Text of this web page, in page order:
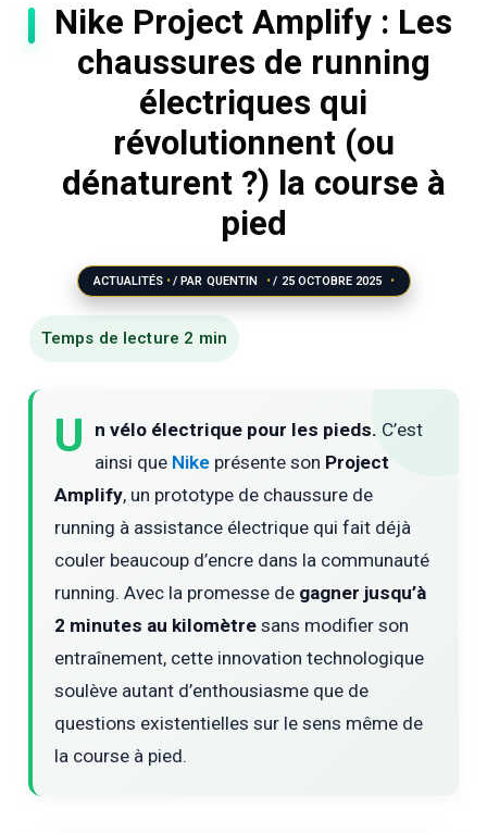
Nike Project Amplify : Les
chaussures de running
électriques qui
révolutionnent (ou
dénaturent ?) la course à
pied
ACTUALITÉS / PAR QUENTIN / 25 OCTOBRE 2025
U n vélo électrique pour les pieds. C’est
ainsi que Nike présente son Project
Amplify, un prototype de chaussure de
running à assistance électrique qui fait déjà
couler beaucoup d’encre dans la communauté
running. Avec la promesse de gagner jusqu’à
2 minutes au kilomètre sans modifier son
entraînement, cette innovation technologique
soulève autant d’enthousiasme que de
questions existentielles sur le sens même de
la course à pied.